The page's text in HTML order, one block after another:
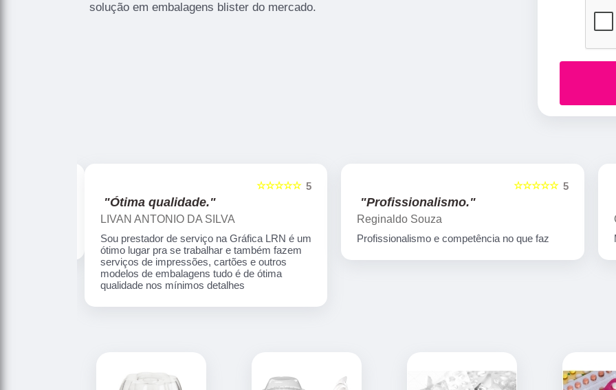
solução em embalagens blister do mercado.
5
☆☆☆☆☆
"Profissionalismo."
Reginaldo Souza
Profissionalismo e competência no que faz
5
☆☆☆☆☆
"Muito bom"
Gamatech Tezotto
Muito bom empresa de qualidade